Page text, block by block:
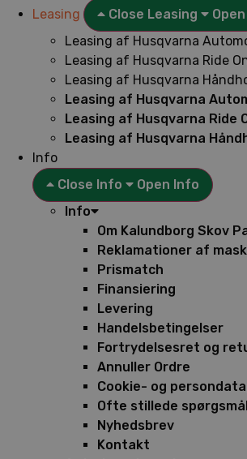
Leasing
Close Leasing
Leasing af Husqvarna
Leasing af Husqvarna Ride
Leasing af Husqvarna
Leasing af Husqvarna
Leasing af Husqvarna Ride
Leasing af Husqvarna
Info
Close Info
Open Info
Info
Om Kalundborg Skov
Reklamationer af
Prismatch
Finansiering
Levering
Handelsbetingelser
Fortrydelsesret og
Annuller Ordre
Cookie- og
Ofte stillede spørgsmål
Nyhedsbrev
Kontakt